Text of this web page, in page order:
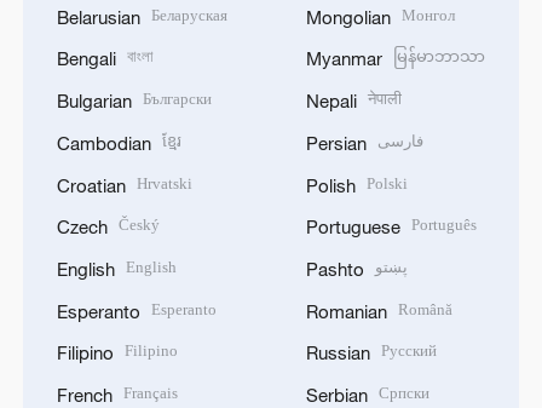
Belarusian Беларуская
Bengali বাংলা
Bulgarian Български
Cambodian ខ្មែរ
Croatian Hrvatski
Czech Český
English English
Esperanto Esperanto
Filipino Filipino
French Français
Mongolian Монгол
Myanmar မြန်မာဘာသာ
Nepali नेपाली
Persian فارسی
Polish Polski
Portuguese Português
Pashto پښتو
Romanian Română
Russian Русский
Serbian Српски